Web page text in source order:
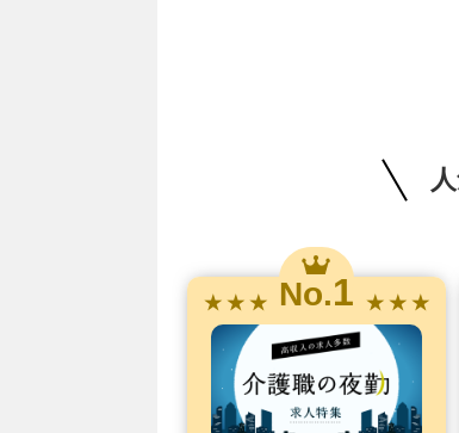
★ ★ ★ No.1 ★ ★ ★